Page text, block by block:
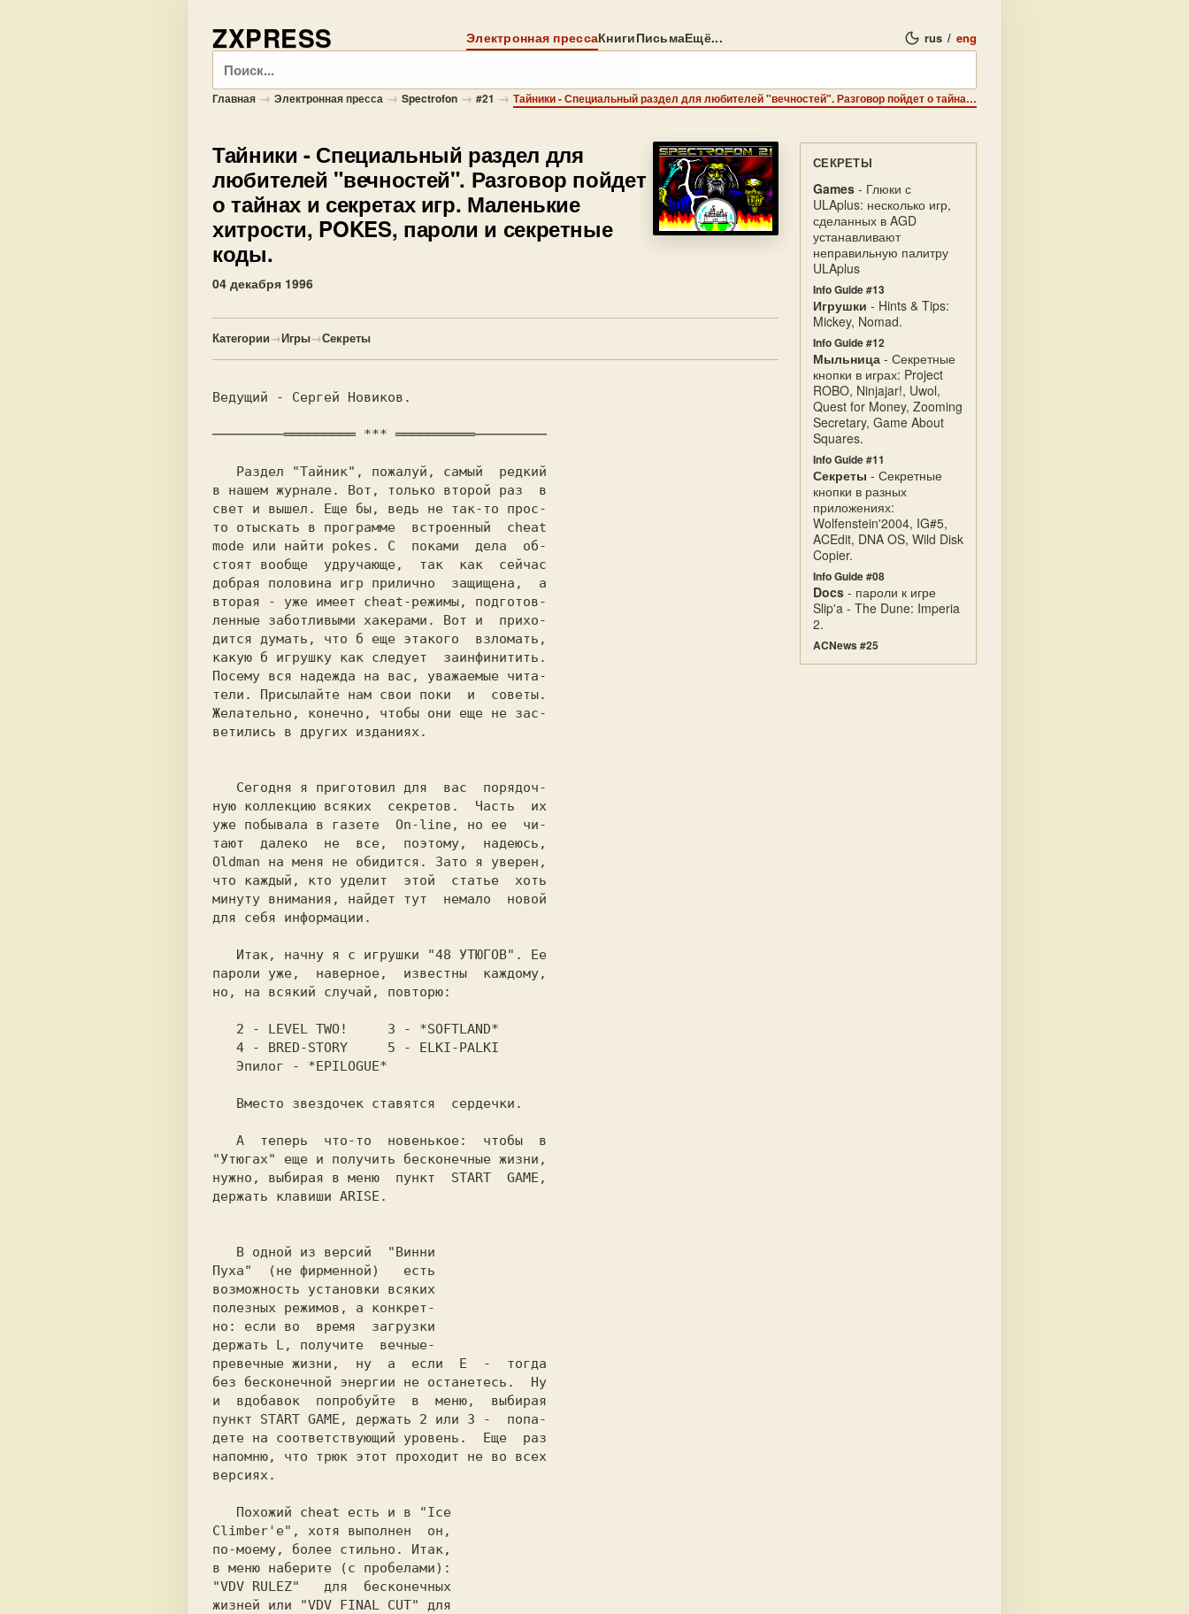
ZXPRESS Электронная прессаКнигиПисьмаЕщё... rus / eng
Поиск
Главная → Электронная пресса → Spectrofon → #21 → Тайники - Специальный раздел для любителей "вечностей". Разговор пойдет о тайнах и секретах игр. Маленькие хитрости, POKES, пароли и секретные коды.
Тайники - Специальный раздел для
любителей "вечностей". Разговор пойдет
о тайнах и секретах игр. Маленькие
хитрости, POKES, пароли и секретные
коды.
04 декабря 1996
Категории→Игры→Секреты
Ведущий - Сеpгей Hовиков.
─────────═════════ ***
   Раздел
"Тайник",
пожалуй, самый  редкий
в нашем журнале. Вот, только второй раз  в
свет и вышел. Еще бы, ведь не так-то прос-
то отыскать в программе  встроенный cheat
mode или найти pokes.
С  поками  дела  об-
стоят вообще  удручающе,  так  как  сейчас
добрая половина игр прилично  защищена,  а
вторая - уже имеет cheat-режимы, подготов-
ленные заботливыми хакерами. Вот и  прихо-
дится думать, что б еще этакого  взломать,
какую б игрушку как следует  заинфинитить.
Посему вся надежда на вас, уважаемые чита-
тели. Присылайте нам свои поки  и  советы.
Желательно, конечно, чтобы они еще не зас-
ветились в других изданиях.
ную коллекцию всяких  секретов.  Часть  их
уже побывала в газете On-line,
но ее  чи-
Oldman на меня не обидится. Зато я уверен,
что каждый, кто уделит  этой  статье  хоть
минуту внимания, найдет тут  немало  новой
для себя информации.
   Итак, начну я с игрушки
"48 УТЮГОВ".
Ее
пароли уже,  наверное,  известны  каждому,
но, на всякий случай, повторю:
2 - LEVEL TWO! 3 - *SOFTLAND*
4
- BRED-STORY 5 - ELKI-PALKI
Эпилог
-
"Утюгах" еще и получить бесконечные жизни,
нужно, выбирая в меню  пункт START  GAME,
держать клавиши ARISE.
   В одной из версий
"Винни
Пуха"
(не фирменной)   есть
возможность установки всяких
полезных режимов, а конкрет-
но: если во  время  загрузки
держать L,
получите  вечные-
превечные жизни,  ну  а  если E
-  тогда
без бесконечной энергии не останетесь.  Hу
и  вдобавок  попробуйте  в  меню,  выбирая
пункт START GAME, держать 2 или 3
-  попа-
дете на соответствующий уровень.  Еще  раз
напомню, что трюк этот проходит не во всех
версиях.
   Похожий
cheat есть и в
"Ice
Climber'e",
хотя выполнен  он,
по-моему, более стильно. Итак,
"VDV RULEZ" для  бесконечных
жизней или
"VDV FINAL CUT" для
СЕКРЕТЫ
Games - Глюки с
ULAplus: несколько игр,
сделанных в AGD
устанавливают
неправильную палитру
ULAplus
Info Guide #13
Игрушки - Hints & Tips:
Mickey, Nomad.
Info Guide #12
Мыльница - Секретные
кнопки в играх: Project
ROBO, Ninjajar!, Uwol,
Quest for Money, Zooming
Secretary, Game About
Squares.
Info Guide #11
Секреты - Секретные
кнопки в разных
приложениях:
Wolfenstein'2004, IG#5,
ACEdit, DNA OS, Wild Disk
Copier.
Info Guide #08
Docs - пароли к игре
Slip'a - The Dune: Imperia
2.
ACNews #25